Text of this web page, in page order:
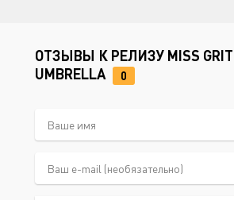
ОТЗЫВЫ К РЕЛИЗУ MISS GRIT
UMBRELLA
0